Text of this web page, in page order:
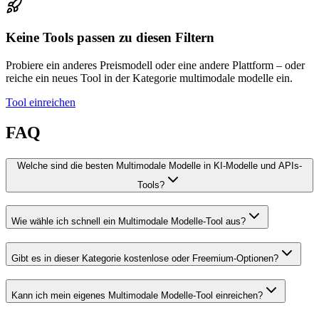
Keine Tools passen zu diesen Filtern
Probiere ein anderes Preismodell oder eine andere Plattform – oder
reiche ein neues Tool in der Kategorie multimodale modelle ein.
Tool einreichen
FAQ
Welche sind die besten Multimodale Modelle in KI-Modelle und APIs-
Tools?
Wie wähle ich schnell ein Multimodale Modelle-Tool aus?
Gibt es in dieser Kategorie kostenlose oder Freemium-Optionen?
Kann ich mein eigenes Multimodale Modelle-Tool einreichen?